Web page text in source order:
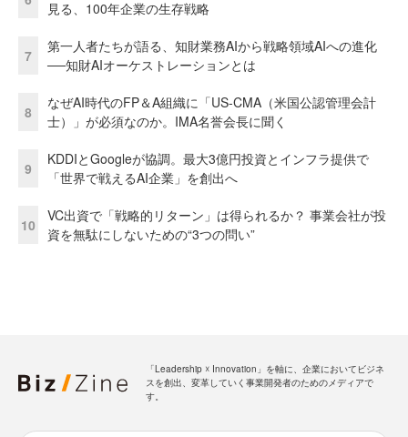
見る、100年企業の生存戦略
7
第一人者たちが語る、知財業務AIから戦略領域AIへの進化
──知財AIオーケストレーションとは
8
なぜAI時代のFP＆A組織に「US-CMA（米国公認管理会計
士）」が必須なのか。IMA名誉会長に聞く
9
KDDIとGoogleが協調。最大3億円投資とインフラ提供で
「世界で戦えるAI企業」を創出へ
10
VC出資で「戦略的リターン」は得られるか？ 事業会社が投
資を無駄にしないための“3つの問い”
「Leadership ☓ Innovation」を軸に、企業においてビジネ
スを創出、変革していく事業開発者のためのメディアで
す。